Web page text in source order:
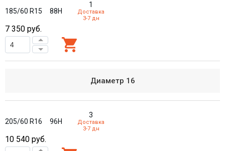
185/60 R15 88H
1
Доставка
3-7 дн
7 350 руб.
Диаметр 16
205/60 R16 96H
3
Доставка
3-7 дн
10 540 руб.